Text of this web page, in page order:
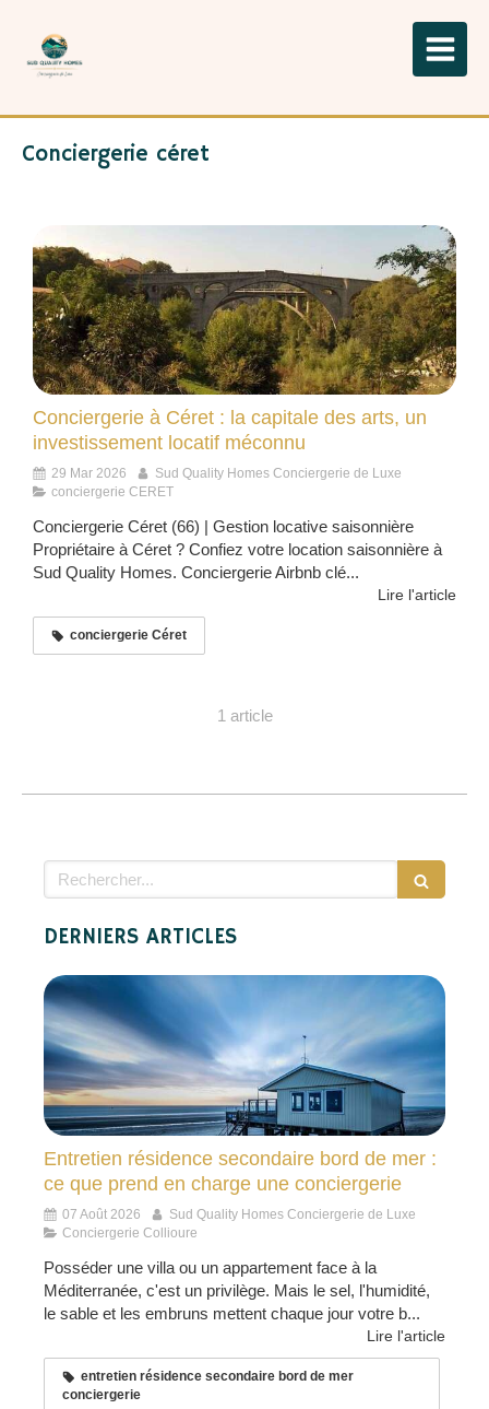
Conciergerie céret
Conciergerie à Céret : la capitale des arts, un
investissement locatif méconnu
29 Mar 2026
Sud Quality Homes Conciergerie de Luxe
conciergerie CERET
Conciergerie Céret (66) | Gestion locative saisonnière
Propriétaire à Céret ? Confiez votre location saisonnière à
Sud Quality Homes. Conciergerie Airbnb clé...
Lire l'article
conciergerie Céret
1 article
Rechercher
DERNIERS ARTICLES
Entretien résidence secondaire bord de mer :
ce que prend en charge une conciergerie
07 Août 2026
Sud Quality Homes Conciergerie de Luxe
Conciergerie Collioure
Posséder une villa ou un appartement face à la
Méditerranée, c'est un privilège. Mais le sel, l'humidité,
le sable et les embruns mettent chaque jour votre b...
Lire l'article
entretien résidence secondaire bord de mer
conciergerie